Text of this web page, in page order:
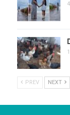
PREV NEXT